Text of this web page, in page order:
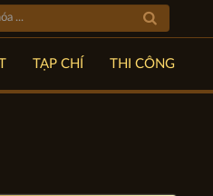
TẠP CHÍ THI CÔNG